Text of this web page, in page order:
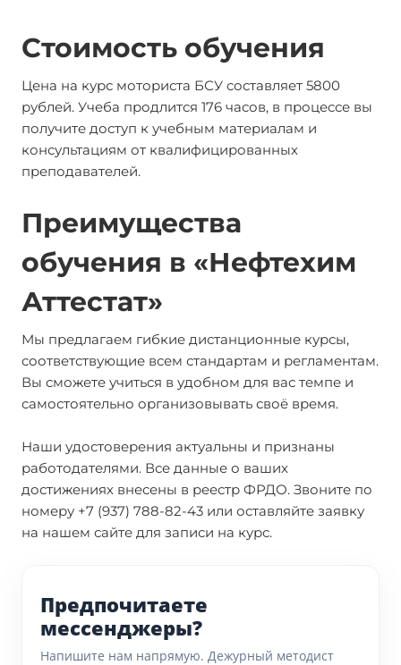
Стоимость обучения
Цена на курс моториста БСУ составляет 5800
рублей. Учеба продлится 176 часов, в процессе вы
получите доступ к учебным материалам и
консультациям от квалифицированных
преподавателей.
Преимущества
обучения в «Нефтехим
Аттестат»
Мы предлагаем гибкие дистанционные курсы,
соответствующие всем стандартам и регламентам.
Вы сможете учиться в удобном для вас темпе и
самостоятельно организовывать своё время.
Наши удостоверения актуальны и признаны
работодателями. Все данные о ваших
достижениях внесены в реестр ФРДО. Звоните по
номеру +7 (937) 788-82-43 или оставляйте заявку
на нашем сайте для записи на курс.
Предпочитаете
мессенджеры?
Напишите нам напрямую. Дежурный методист